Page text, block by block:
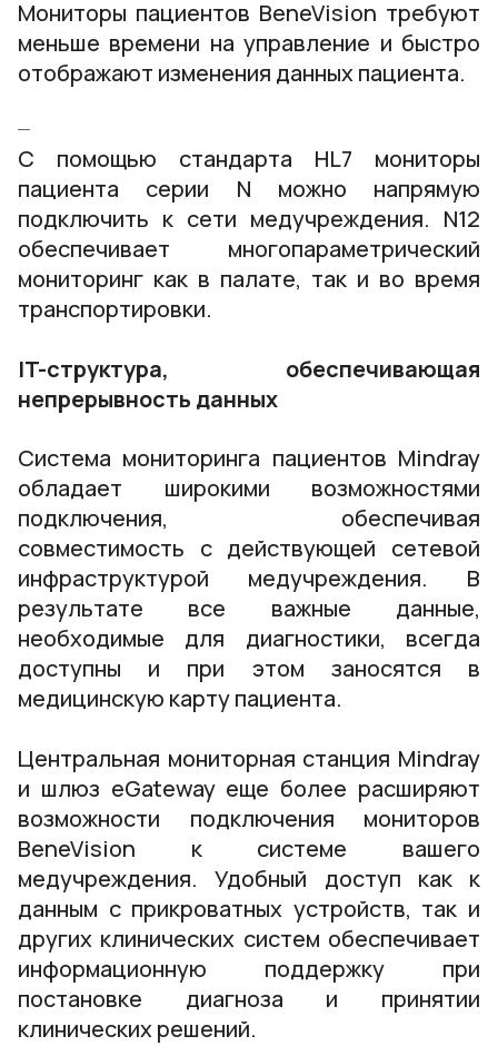
Мониторы пациентов BeneVision требуют
меньше времени на управление и быстро
отображают изменения данных пациента.
С помощью стандарта HL7 мониторы
пациента серии N можно напрямую
подключить к сети медучреждения. N12
обеспечивает многопараметрический
мониторинг как в палате, так и во время
транспортировки.
IT-структура, обеспечивающая
непрерывность данных
Система мониторинга пациентов Mindray
обладает широкими возможностями
подключения, обеспечивая
совместимость с действующей сетевой
инфраструктурой медучреждения. В
результате все важные данные,
необходимые для диагностики, всегда
доступны и при этом заносятся в
медицинскую карту пациента.
Центральная мониторная станция Mindray
и шлюз eGateway еще более расширяют
возможности подключения мониторов
BeneVision к системе вашего
медучреждения. Удобный доступ как к
данным с прикроватных устройств, так и
других клинических систем обеспечивает
информационную поддержку при
постановке диагноза и принятии
клинических решений.